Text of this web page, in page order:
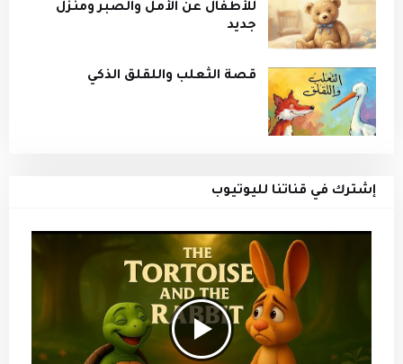
للأطفال عن الأمل والصبر ومنزل
جديد
قصة الثعلب واللقلق الذكي
إشترك في قناتنا لليوتيوب